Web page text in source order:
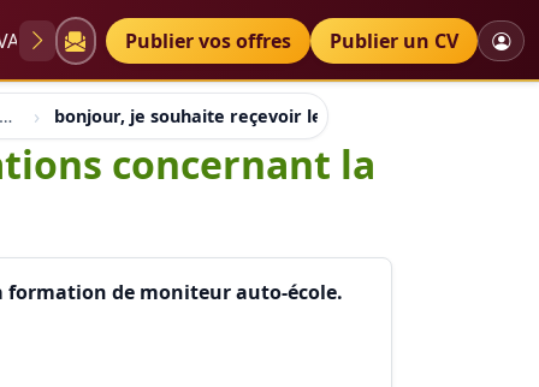
Diplômes Petites annonces
Publier vos offres Publier un CV
Formation animateur social animation bonjour, je souhaite reçevoir les diverses informations
concernant la
formation de moniteur auto-école.